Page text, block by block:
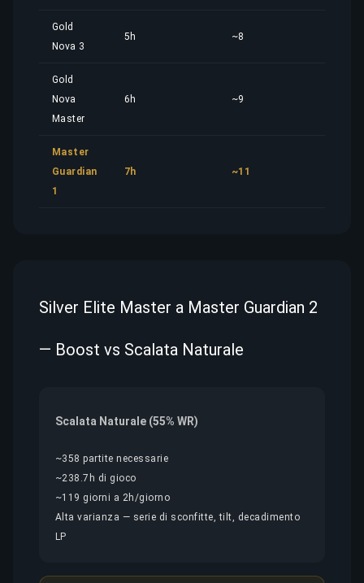
Gold
Nova 3
5h ~8
Gold
Nova
Master
6h ~9
Master
Guardian
1
7h ~11
Silver Elite Master a Master Guardian 2
— Boost vs Scalata Naturale
Scalata Naturale (55% WR)
~358 partite necessarie
~238.7h di gioco
~119 giorni a 2h/giorno
Alta varianza — serie di sconfitte, tilt, decadimento
LP